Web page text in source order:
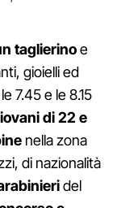
taglierinoe
gioielli ed
7.45 e le 8.15
di 22 e
nella zona
di nazionalità
del